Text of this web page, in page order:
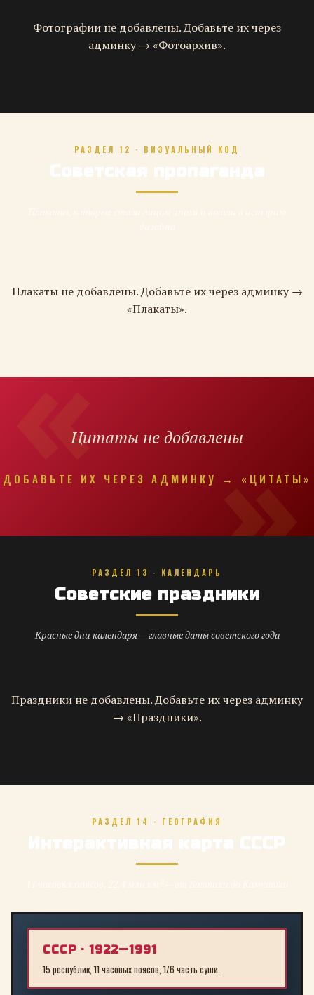
Фотографии не добавлены. Добавьте их через
админку → «Фотоархив».
РАЗДЕЛ 12 · ВИЗУАЛЬНЫЙ КОД
Советская пропаганда
Плакаты не добавлены. Добавьте их через админку →
«Плакаты».
Цитаты не добавлены
ДОБАВЬТЕ ИХ ЧЕРЕЗ АДМИНКУ → «ЦИТАТЫ»
РАЗДЕЛ 13 · КАЛЕНДАРЬ
Советские праздники
Красные дни календаря — главные даты советского года
Праздники не добавлены. Добавьте их через админку
→ «Праздники».
РАЗДЕЛ 14 · ГЕОГРАФИЯ
Интерактивная карта СССР
СССР · 1922—1991
15 республик, 11 часовых поясов, 1/6 часть суши.